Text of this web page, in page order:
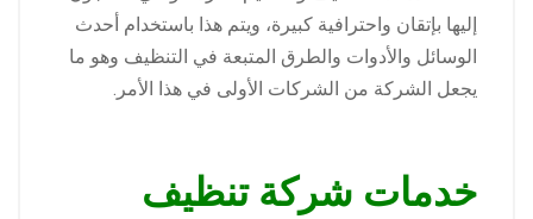
إليها بإتقان واحترافية كبيرة، ويتم هذا باستخدام أحدث
الوسائل والأدوات والطرق المتبعة في التنظيف وهو ما
يجعل الشركة من الشركات الأولى في هذا الأمر.
خدمات شركة تنظيف